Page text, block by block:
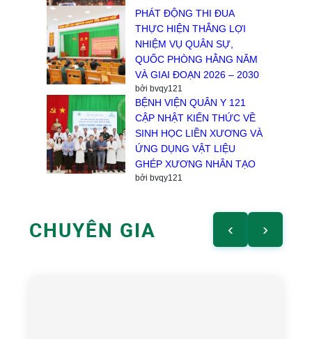
PHÁT ĐỘNG THI ĐUA
THỰC HIỆN THẮNG LỢI
NHIỆM VỤ QUÂN SỰ,
QUỐC PHÒNG HẰNG NĂM
VÀ GIAI ĐOẠN 2026 – 2030
bởi bvqy121
BỆNH VIỆN QUÂN Y 121
CẬP NHẬT KIẾN THỨC VỀ
SINH HỌC LIỀN XƯƠNG VÀ
ỨNG DỤNG VẬT LIỆU
GHÉP XƯƠNG NHÂN TẠO
bởi bvqy121
CHUYÊN GIA ‹ ›